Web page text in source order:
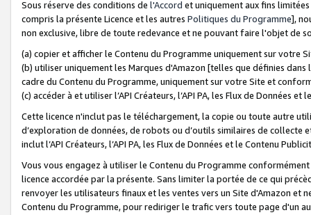
Sous réserve des conditions de l'Accord et uniquement aux fins
compris la présente Licence et les autres Politiques du Programme],
non exclusive, libre de toute redevance et ne pouvant faire l'objet de
(a) copier et afficher le Contenu du Programme uniquement sur votre
(b) utiliser uniquement les Marques d'Amazon [telles que définies dans
cadre du Contenu du Programme, uniquement sur votre Site et
(c) accéder à et utiliser l’API Créateurs, l’API PA, les Flux de Données
Cette licence n'inclut pas le téléchargement, la copie ou toute autre
d’exploration de données, de robots ou d’outils similaires de
inclut l’API Créateurs, l’API PA, les Flux de Données et le Contenu
Vous vous engagez à utiliser le Contenu du Programme
licence accordée par la présente. Sans limiter la portée de ce qui
renvoyer les utilisateurs finaux et les ventes vers un Site d'Amazon et
Contenu du Programme, pour rediriger le trafic vers toute page d'un